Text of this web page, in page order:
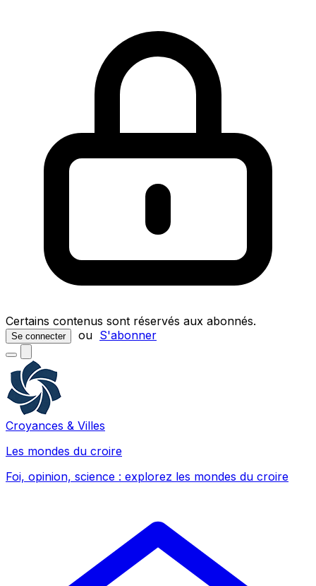
Certains contenus sont réservés aux abonnés.
Se connecter ou S'abonner
Croyances & Villes
Les mondes du croire
Foi, opinion, science : explorez les mondes du croire